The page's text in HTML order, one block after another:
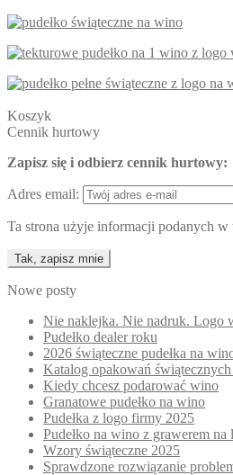
Koszyk
Cennik hurtowy
Zapisz się i odbierz cennik hurtowy:
Adres email:
Ta strona użyje informacji podanych
Nowe posty
Nie naklejka. Nie nadruk. Logo
Pudełko dealer roku
2026 świąteczne pudełka na
Katalog opakowań
Kiedy chcesz podarować wino
Granatowe pudełko na wino
Pudełka z logo firmy 2025
Pudełko na wino z grawerem na
Wzory świąteczne 2025
Sprawdzone rozwiązanie